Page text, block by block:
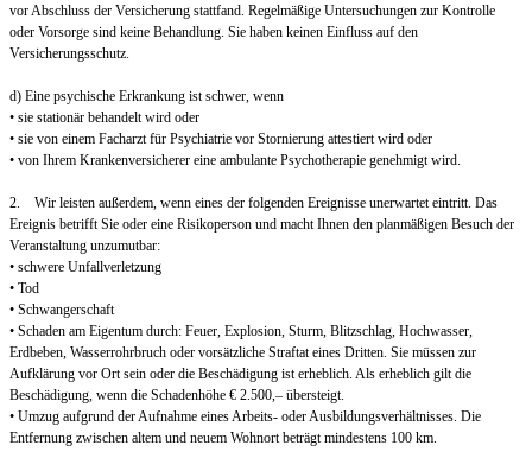
vor Abschluss der Versicherung stattfand. Regelmäßige Untersuchungen zur Kontrolle
oder Vorsorge sind keine Behandlung. Sie haben keinen Einfluss auf den
Versicherungsschutz.
d) Eine psychische Erkrankung ist schwer, wenn
• sie stationär behandelt wird oder
• sie von einem Facharzt für Psychiatrie vor Stornierung attestiert wird oder
• von Ihrem Krankenversicherer eine ambulante Psychotherapie genehmigt wird.
2. Wir leisten außerdem, wenn eines der folgenden Ereignisse unerwartet eintritt. Das
Ereignis betrifft Sie oder eine Risikoperson und macht Ihnen den planmäßigen Besuch der
Veranstaltung unzumutbar:
• schwere Unfallverletzung
• Tod
• Schwangerschaft
• Schaden am Eigentum durch: Feuer, Explosion, Sturm, Blitzschlag, Hochwasser,
Erdbeben, Wasserrohrbruch oder vorsätzliche Straftat eines Dritten. Sie müssen zur
Aufklärung vor Ort sein oder die Beschädigung ist erheblich. Als erheblich gilt die
Beschädigung, wenn die Schadenhöhe € 2.500,– übersteigt.
• Umzug aufgrund der Aufnahme eines Arbeits- oder Ausbildungsverhältnisses. Die
Entfernung zwischen altem und neuem Wohnort beträgt mindestens 100 km.